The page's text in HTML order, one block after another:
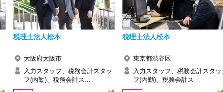
税理士法人松本
大阪府大阪市
入力スタッフ、税務会計スタッ
フ(内勤)、税務会計ス…
税理士法人松本
東京都渋谷区
入力スタッフ、税務会計スタッ
フ(内勤)、税務会計ス…